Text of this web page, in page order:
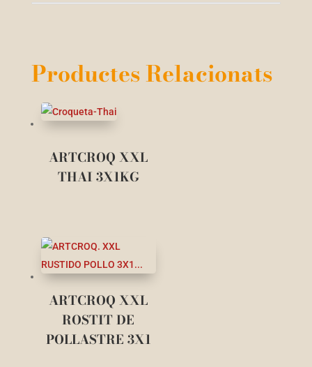
Productes Relacionats
ARTCROQ XXL
THAI 3X1KG
ARTCROQ XXL
ROSTIT DE
POLLASTRE 3X1